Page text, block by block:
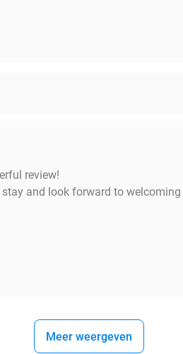
review!
and look forward to
Meer weergeven